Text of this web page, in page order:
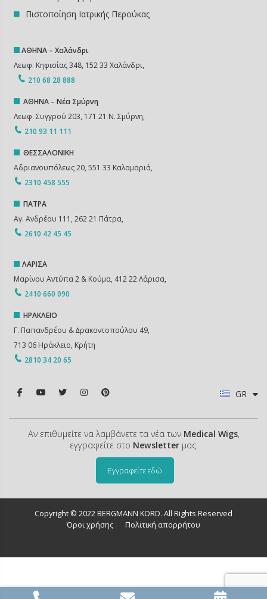
Πιστοποίηση Ιατρικής Περούκας
ΑΘΗΝΑ – Χαλάνδρι
Λεωφ. Κηφισίας 348, 152 33 Χαλάνδρι,
210 68 28 888
ΑΘΗΝΑ – Νέα Σμύρνη
Λεωφ. Συγγρού 203, 171 21 Ν. Σμύρνη,
210 93 11 111
ΘΕΣΣΑΛΟΝΙΚΗ
Αδριανουπόλεως 20, 551 33 Καλαμαριά,
2310 458 555
ΠΑΤΡΑ
Αγ. Ανδρέου 111, 262 21 Πάτρα,
2610 42 45 45
ΛΑΡΙΣΑ
Μαρίνου Αντύπα 2 & Κούμα, 412 22 Λάρισα,
2410 660 090
ΗΡΑΚΛΕΙΟ
Γ. Παπανδρέου & ∆ρακοντοπούλου 49,
713 06 Ηράκλειο, Κρήτη
2810 34 20 65
GR
Αν επιθυμείτε να λαμβάνετε τα νέα των Medical Wigs,
εγγραφείτε στο Newsletterμας.
Εγγραφείτε εδώ
Copyright © 2022 BERGMANN KORD. All Rights Reserved
Όροι χρήσης
Πολιτική απορρήτου